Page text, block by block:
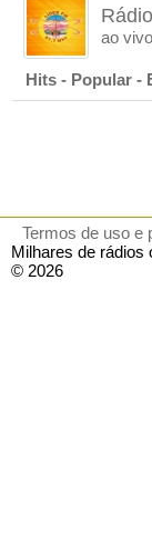
ao vivo
Hits - Popular -
Termos de uso e
Milhares de rádios
© 2026